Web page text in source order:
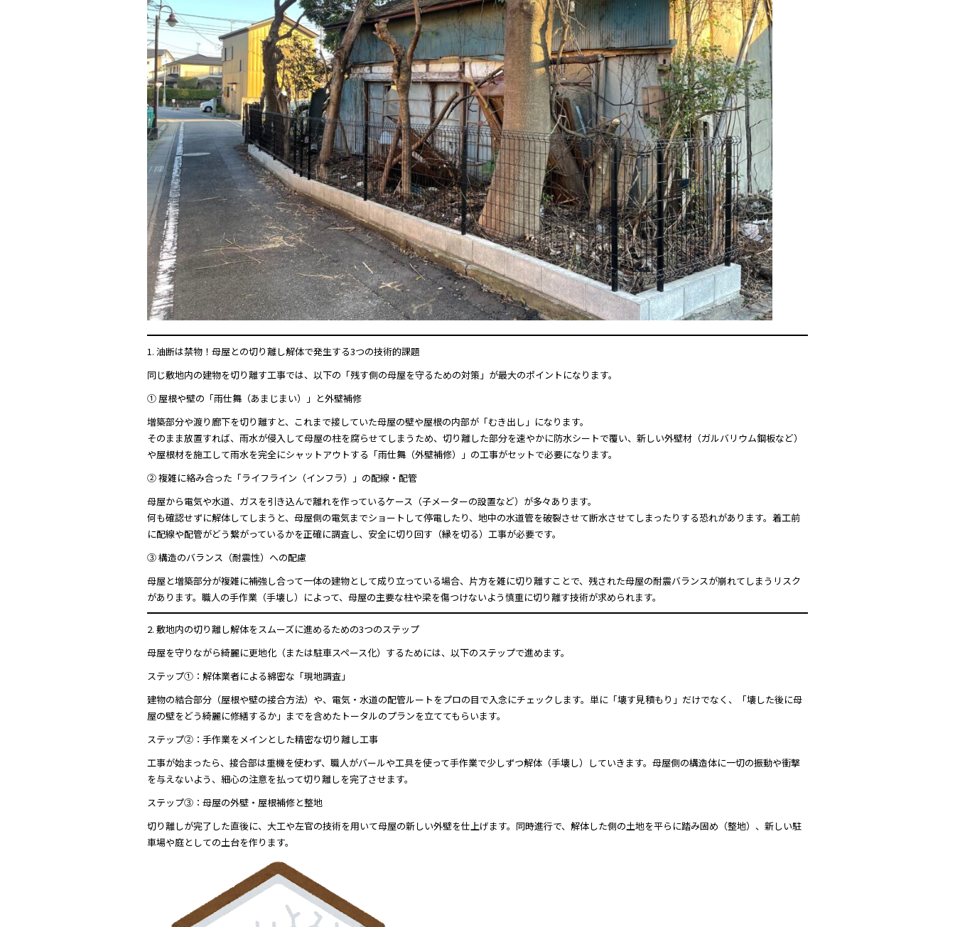
1. 油断は禁物！母屋との切り離し解体で発生する3つの技術的課題
同じ敷地内の建物を切り離す工事では、以下の「残す側の母屋を守るための対策」が最大のポイントになります。
① 屋根や壁の「雨仕舞（あまじまい）」と外壁補修
増築部分や渡り廊下を切り離すと、これまで接していた母屋の壁や屋根の内部が「むき出し」になります。
そのまま放置すれば、雨水が侵入して母屋の柱を腐らせてしまうため、切り離した部分を速やかに防水シートで覆い、新しい外壁材（ガルバリウム鋼板など）
や屋根材を施工して雨水を完全にシャットアウトする「雨仕舞（外壁補修）」の工事がセットで必要になります。
② 複雑に絡み合った「ライフライン（インフラ）」の配線・配管
母屋から電気や水道、ガスを引き込んで離れを作っているケース（子メーターの設置など）が多々あります。
何も確認せずに解体してしまうと、母屋側の電気までショートして停電したり、地中の水道管を破裂させて断水させてしまったりする恐れがあります。着工前
に配線や配管がどう繋がっているかを正確に調査し、安全に切り回す（縁を切る）工事が必要です。
③ 構造のバランス（耐震性）への配慮
母屋と増築部分が複雑に補強し合って一体の建物として成り立っている場合、片方を雑に切り離すことで、残された母屋の耐震バランスが崩れてしまうリスク
があります。職人の手作業（手壊し）によって、母屋の主要な柱や梁を傷つけないよう慎重に切り離す技術が求められます。
2. 敷地内の切り離し解体をスムーズに進めるための3つのステップ
母屋を守りながら綺麗に更地化（または駐車スペース化）するためには、以下のステップで進めます。
ステップ①：解体業者による綿密な「現地調査」
建物の結合部分（屋根や壁の接合方法）や、電気・水道の配管ルートをプロの目で入念にチェックします。単に「壊す見積もり」だけでなく、「壊した後に母
屋の壁をどう綺麗に修繕するか」までを含めたトータルのプランを立ててもらいます。
ステップ②：手作業をメインとした精密な切り離し工事
工事が始まったら、接合部は重機を使わず、職人がバールや工具を使って手作業で少しずつ解体（手壊し）していきます。母屋側の構造体に一切の振動や衝撃
を与えないよう、細心の注意を払って切り離しを完了させます。
ステップ③：母屋の外壁・屋根補修と整地
切り離しが完了した直後に、大工や左官の技術を用いて母屋の新しい外壁を仕上げます。同時進行で、解体した側の土地を平らに踏み固め（整地）、新しい駐
車場や庭としての土台を作ります。